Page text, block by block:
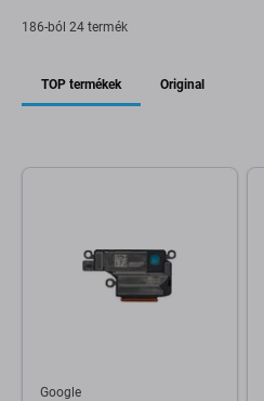
186-ból 24 termék
TOP termékek Original
Google